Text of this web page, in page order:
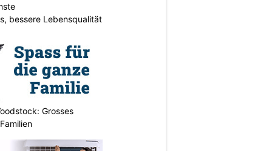
bessere Lebensqualität
Grosses